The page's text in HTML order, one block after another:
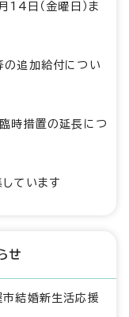
14日（金曜日）ま
の追加給付につい
時措置の延長につ
ています
せ
結婚新生活応援